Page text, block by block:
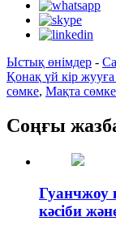
Ыстық өнімдер -
Қонақ үй кір жууға
сөмке, Мақта
Соңғы
Гуанчжоу
кәсіби